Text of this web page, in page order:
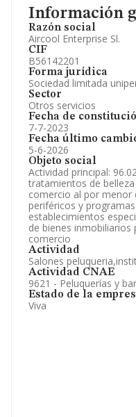
Información
Razón social
Aircool Enterprise Sl.
CIF
B56142201
Forma jurídica
Sociedad limitada
Sector
Otros servicios
Fecha de
7-7-2023
Fecha último
5-6-2026
Objeto social
Actividad principal:
tratamientos de
comercio al por menor
periféricos y
establecimientos
de bienes
comercio
Actividad
Salones
Actividad CNAE
9621 - Peluquerías y
Estado de la
Viva
Información oficial